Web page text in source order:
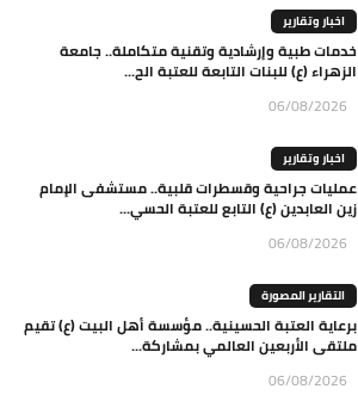
اخبار وتقارير
خدمات طبية وإرشادية وتقنية متكاملة.. جامعة
الزهراء (ع) للبنات التابعة للعتبة الح...
06/08/2026
اخبار وتقارير
عمليات جراحية وقسطرات قلبية.. مستشفى الإمام
زين العابدين (ع) التابع للعتبة الحسي...
06/08/2026
التقارير المصورة
برعاية العتبة الحسينية.. مؤسسة أهل البيت (ع) تقيم
ملتقى الأربعين العالمي بمشاركة...
06/08/2026